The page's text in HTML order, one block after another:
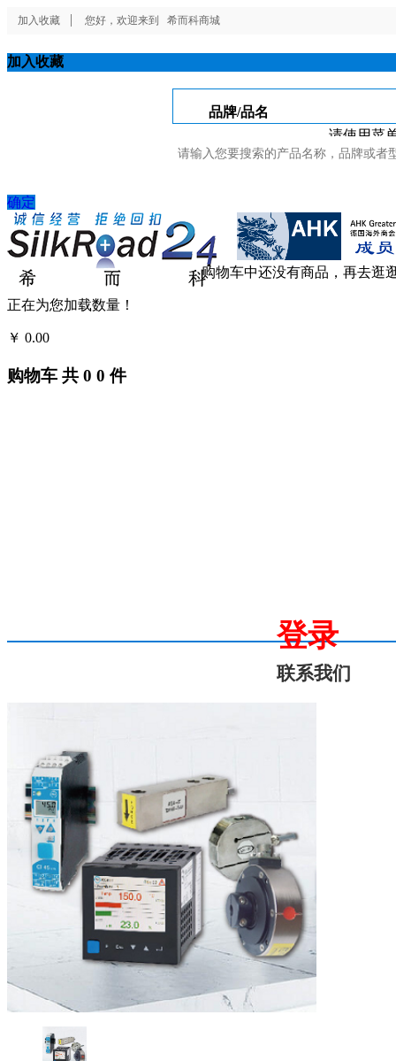
加入收藏 您好，欢迎来到 希而科商城
加入收藏
请使用菜
确定
购物车中还没有商品，再去逛
正在为您加载数量！
￥ 0.00
购物车 共 0 0 件
品牌/品名
登录
联系我们